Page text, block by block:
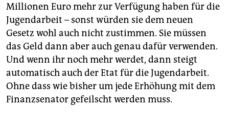
Millionen Euro mehr zur Verfügung haben für die
Jugendarbeit – sonst würden sie dem neuen
Gesetz wohl auch nicht zustimmen. Sie müssen
das Geld dann aber auch genau dafür verwenden.
Und wenn ihr noch mehr werdet, dann steigt
automatisch auch der Etat für die Jugendarbeit.
Ohne dass wie bisher um jede Erhöhung mit dem
Finanzsenator gefeilscht werden muss.